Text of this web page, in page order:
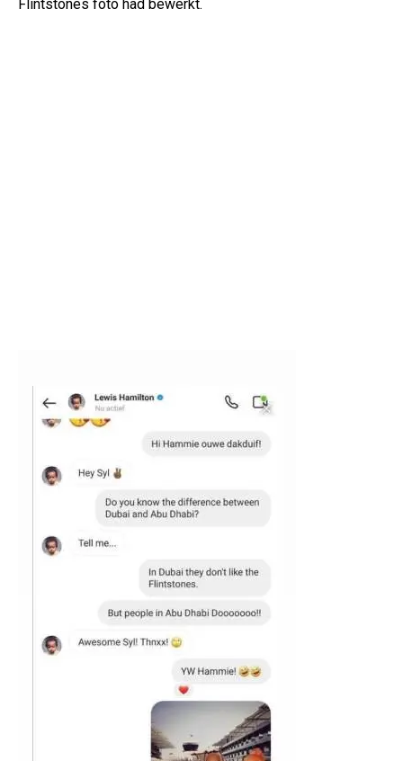
Flintstones foto had bewerkt.